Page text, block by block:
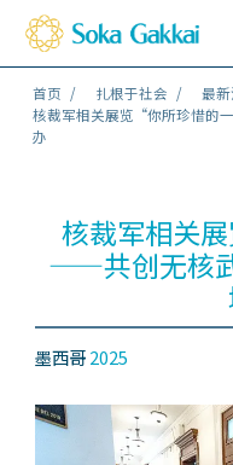
首页 扎根于社会
最新
核裁军相关展览“你所珍惜的
办
核裁军相关
——共创无核
墨西哥2025